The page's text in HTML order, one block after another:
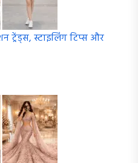
ट्रेंड्स, स्टाइलिंग टिप्स और